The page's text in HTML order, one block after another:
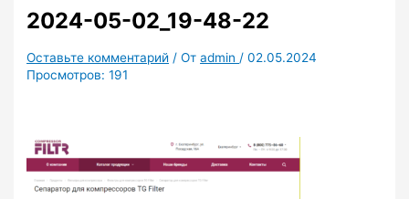
2024-05-02_19-48-22
Оставьте комментарий / Отadmin /02.05.2024
Просмотров: 191